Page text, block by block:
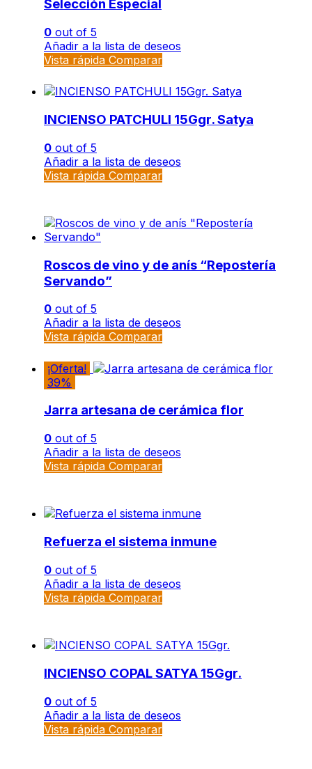
Selección Especial
0 out of 5
Añadir a la lista de deseos
Vista rápida Comparar
INCIENSO PATCHULI 15Ggr. Satya
0 out of 5
Añadir a la lista de deseos
Vista rápida Comparar
Roscos de vino y de anís “Repostería
Servando”
0 out of 5
Añadir a la lista de deseos
Vista rápida Comparar
¡Oferta!
39%
Jarra artesana de cerámica flor
0 out of 5
Añadir a la lista de deseos
Vista rápida Comparar
Refuerza el sistema inmune
0 out of 5
Añadir a la lista de deseos
Vista rápida Comparar
INCIENSO COPAL SATYA 15Ggr.
0 out of 5
Añadir a la lista de deseos
Vista rápida Comparar